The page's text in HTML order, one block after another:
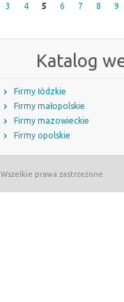
3 4 5 6 7 8 9
Katalog
Firmy łódzkie
Firmy małopolskie
Firmy mazowieckie
Firmy opolskie
. Wszelkie prawa zastrzeżone.